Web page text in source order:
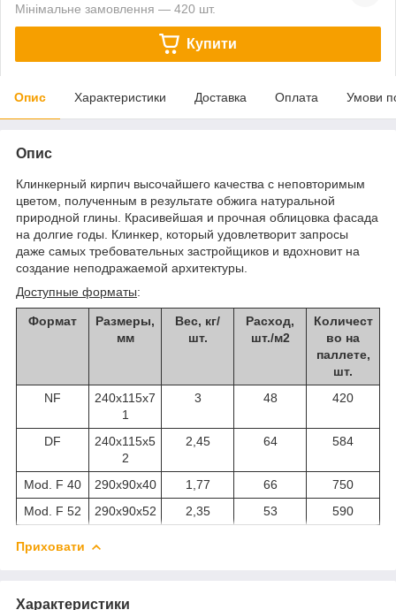
Мінімальне замовлення — 420 шт.
Купити
Опис Характеристики Доставка Оплата Умови
Опис
Клинкерный кирпич высочайшего качества с неповторимым
цветом, полученным в результате обжига натуральной
природной глины. Красивейшая и прочная облицовка фасада
на долгие годы. Клинкер, который удовлетворит запросы
даже самых требовательных застройщиков и вдохновит на
создание неподражаемой архитектуры.
Доступные форматы:
Формат
Размеры,
мм
Вес, кг/
шт.
Расход,
шт./м2
Количест
во на
паллете,
шт.
NF
240x115x7
1
3 48 420
DF
240x115x5
2
2,45 64 584
Mod. F 40 290x90x40 1,77 66
750
Mod. F 52
290x90x52 2,35 53 590
Приховати
Характеристики